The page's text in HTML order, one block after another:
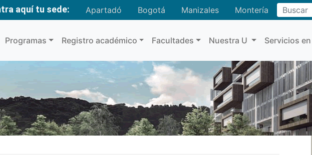
aquí tu sede: Apartadó Bogotá Manizales MonteríaBuscar
Programas Registro académico Facultades Nuestra U Servicios